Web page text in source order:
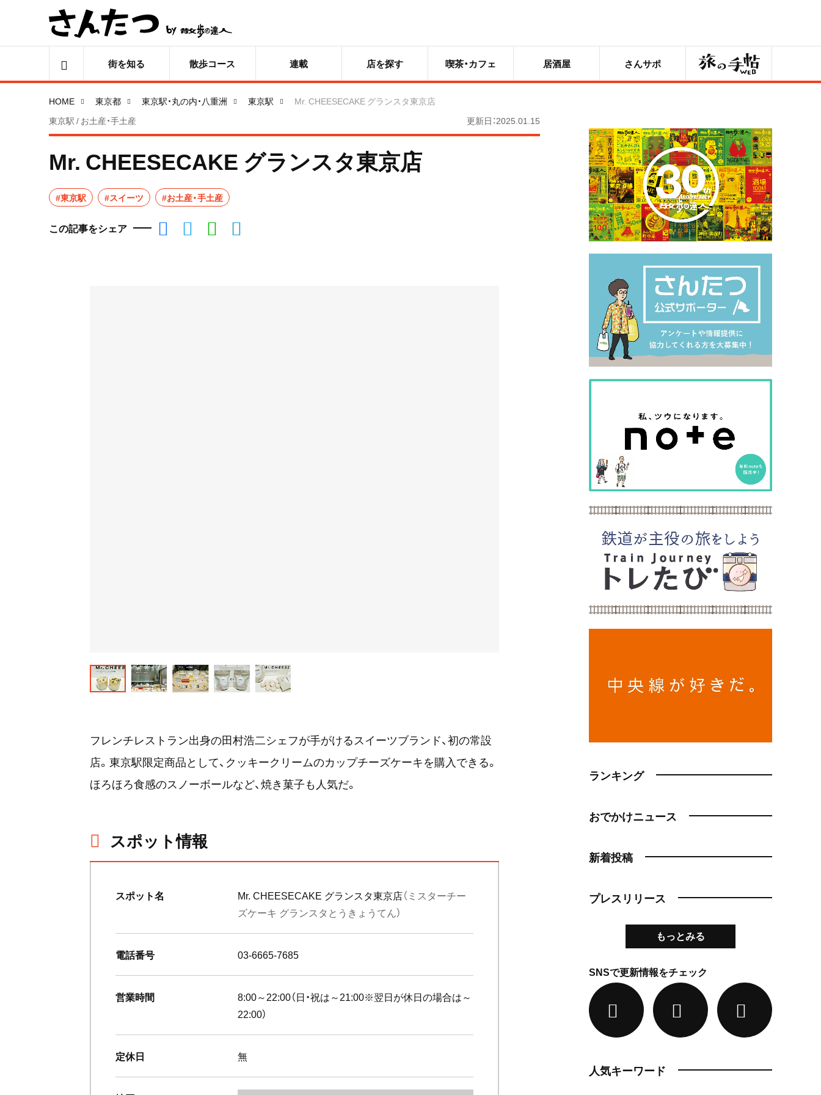
街を知る 散歩コース 連載 店を探す 喫茶・カフェ 居酒屋 さんサポ 旅の手帖
HOME 東京都 東京駅・丸の内・八重洲 東京駅
Mr. CHEESECAKE グランスタ東京店
東京駅 / お土産・手土産
更新日：2025.01.15
Mr. CHEESECAKE グランスタ東京店
#東京駅 #スイーツ #お土産・手土産
この記事をシェア
フレンチレストラン出身の田村浩二シェフが手がけるスイーツブランド、初の常設
店。東京駅限定商品として、クッキークリームのカップチーズケーキを購入できる。
ほろほろ食感のスノーボールなど、焼き菓子も人気だ。
スポット情報
スポット名 Mr. CHEESECAKE グランスタ東京店（ミスターチー
ズケーキ グランスタとうきょうてん）
電話番号 03-6665-7685
営業時間
8:00～22:00（日・祝は～21:00※翌日が休日の場合は～
22:00）
定休日 無
ランキング
おでかけニュース
新着投稿
プレスリリース
もっとみる
SNSで更新情報をチェック
人気キーワード